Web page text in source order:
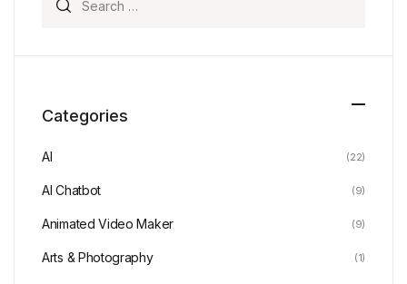
Categories
AI (22)
AI Chatbot (9)
Animated Video Maker (9)
Arts & Photography (1)